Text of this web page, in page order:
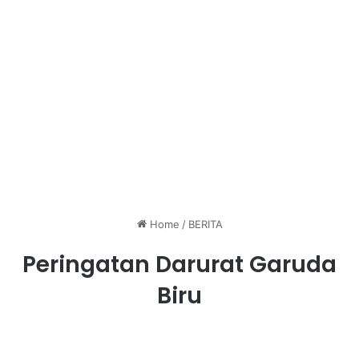
Home / BERITA
Peringatan Darurat Garuda
Biru